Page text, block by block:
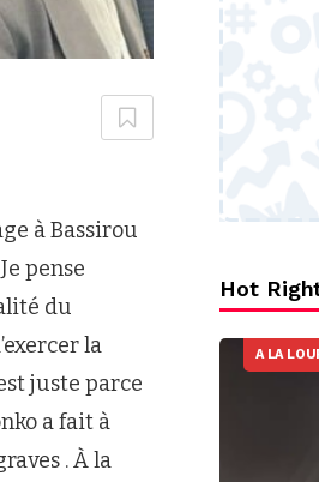
à Bassirou
pense
du
la
juste parce
a fait à
. À la
Hot
A LA